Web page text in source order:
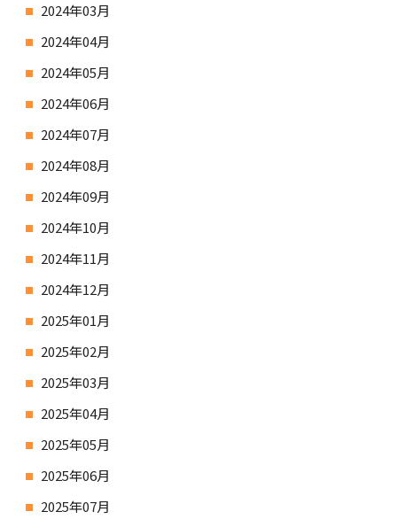
2024年03月
2024年04月
2024年05月
2024年06月
2024年07月
2024年08月
2024年09月
2024年10月
2024年11月
2024年12月
2025年01月
2025年02月
2025年03月
2025年04月
2025年05月
2025年06月
2025年07月